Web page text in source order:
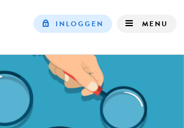
INLOGGEN MENU